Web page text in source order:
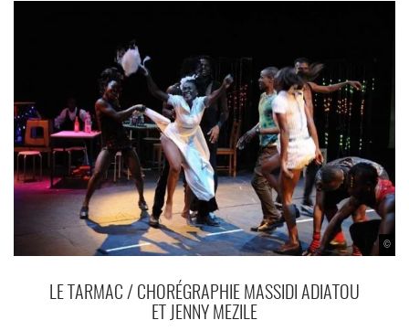
©
LE TARMAC / CHORÉGRAPHIE MASSIDI ADIATOU
ET JENNY MEZILE